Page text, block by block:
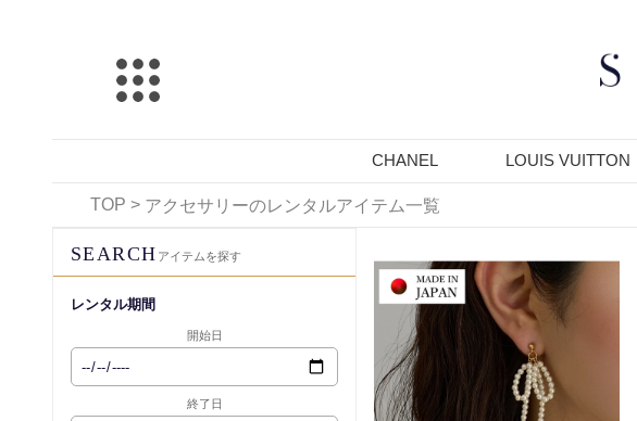
CHANEL LOUIS VUITTON
TOP > アクセサリーのレンタルアイテム一覧
SEARCH アイテムを探す
レンタル期間
開始日
終了日